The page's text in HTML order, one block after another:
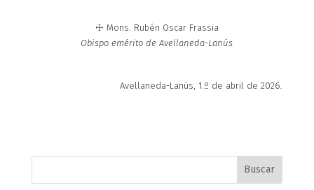
☩ Mons. Rubén Oscar Frassia
Obispo emérito de Avellaneda-Lanús
Avellaneda-Lanús, 1.º de abril de 2026